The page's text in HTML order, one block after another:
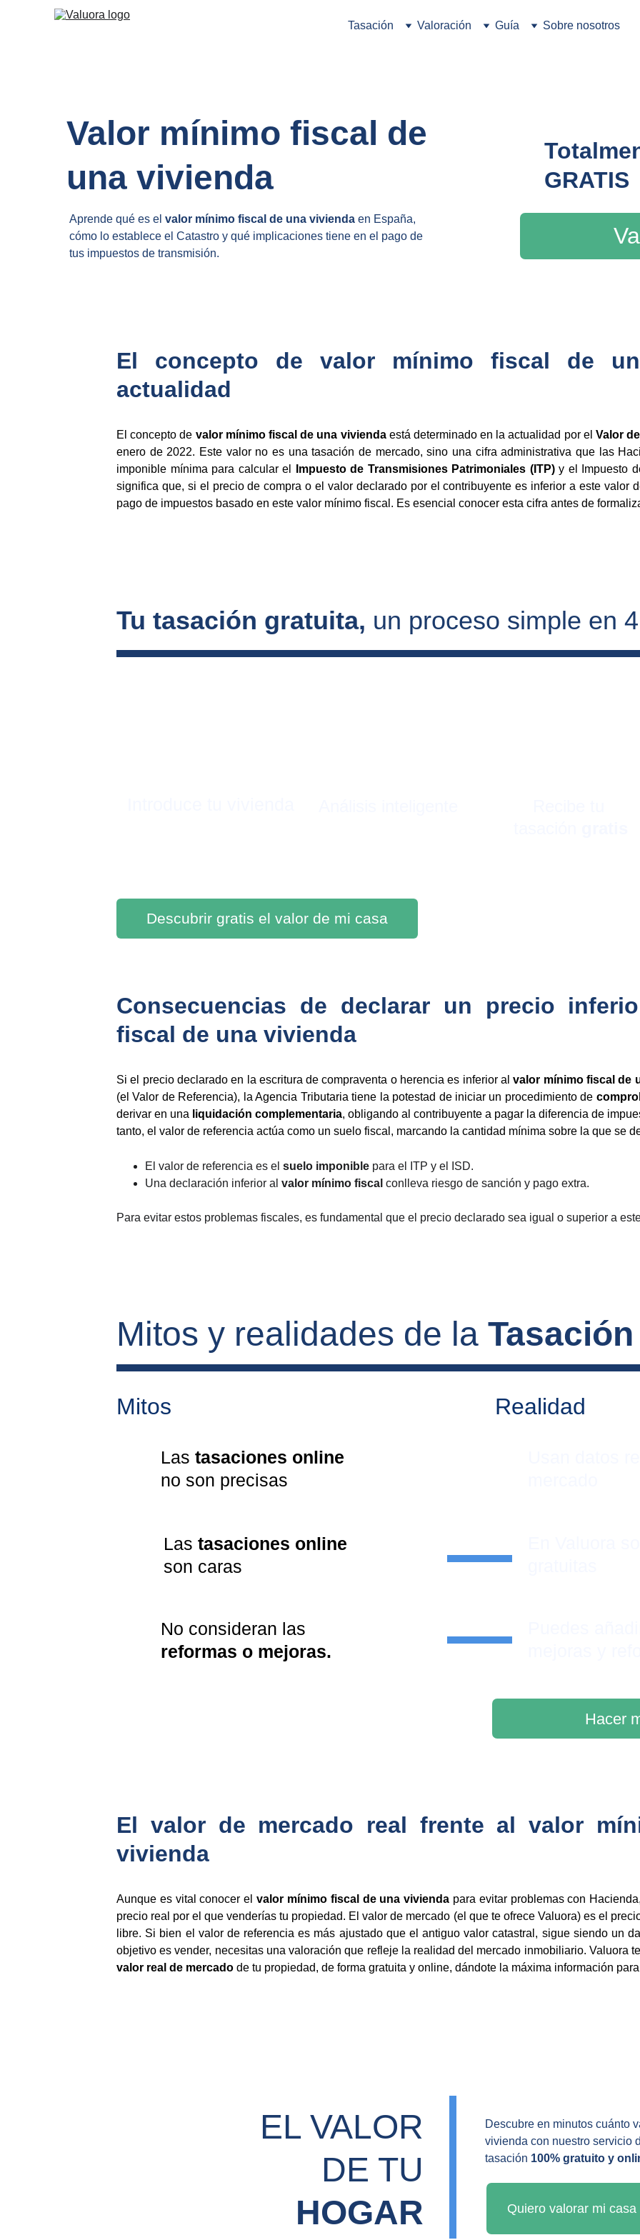
Tasación Valoración Guía Sobre nosotros
Valor mínimo fiscal de
una vivienda
Aprende qué es el valor mínimo fiscal de una vivienda en España,
cómo lo establece el Catastro y qué implicaciones tiene en el pago de
tus impuestos de transmisión.
GRATIS
El concepto de valor mínimo fiscal de
actualidad
El concepto de valor mínimo fiscal de una viviendaestá determinado en la actualidad por el Valor
enero de 2022. Este valor no es una tasación de mercado, sino una cifra administrativa que las
imponible mínima para calcular el
Impuesto de Transmisiones Patrimoniales (ITP)y el Impuesto
significa que, si el precio de compra o el valor declarado por el contribuyente es inferior a este valor
pago de impuestos basado en este valor mínimo fiscal. Es esencial conocer esta cifra antes de
Descubrir gratis el valor de mi casa
Tu tasación gratuita, un proceso simple en
Consecuencias de declarar un precio
fiscal de una vivienda
Si el precio declarado en la escritura de compraventa o herencia es inferior alvalor mínimo fiscal de
(el Valor de Referencia), la Agencia Tributaria tiene la potestad de iniciar un procedimiento de
derivar en una liquidación complementaria, obligando al contribuyente a pagar la diferencia de
tanto, el valor de referencia actúa como un suelo fiscal, marcando la cantidad mínima sobre la que se
El valor de referencia es elsuelo imponible para el ITP y el ISD.
Una declaración inferior alvalor mínimo fiscal conlleva riesgo de sanción y pago extra.
Para evitar estos problemas fiscales, es fundamental que el precio declarado sea igual o superior a
Hacer
Mitos y realidades de la
Mitos Realidad
Las tasaciones online
no son precisas
Las tasaciones online
son caras
No consideran las
reformas o mejoras.
El valor de mercado real frente al valor
vivienda
Aunque es vital conocer elvalor mínimo fiscal de una vivienda para evitar problemas con
precio real por el que venderías tu propiedad. El valor de mercado (el que te ofrece Valuora) es el
libre. Si bien el valor de referencia es más ajustado que el antiguo valor catastral, sigue siendo un
objetivo es vender, necesitas una valoración que refleje la realidad del mercado inmobiliario. Valuora
valor real de mercado de tu propiedad, de forma gratuita y online, dándote la máxima información
EL VALOR
DE TU
HOGAR
Quiero valorar mi casa
Descubre en minutos cuánto
vivienda con nuestro servicio
tasación 100% gratuito y